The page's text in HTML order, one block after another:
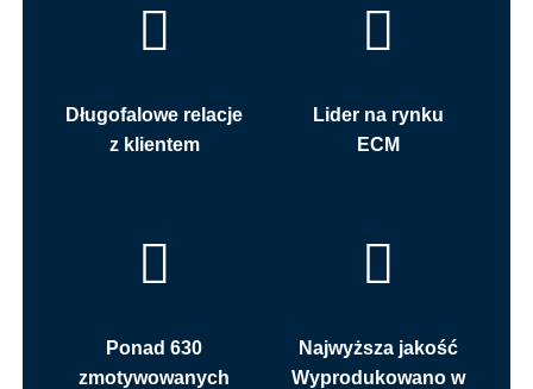
Długofalowe relacje
z klientem
Lider na rynku
ECM
Ponad 630
zmotywowanych
Najwyższa jakość
Wyprodukowano w